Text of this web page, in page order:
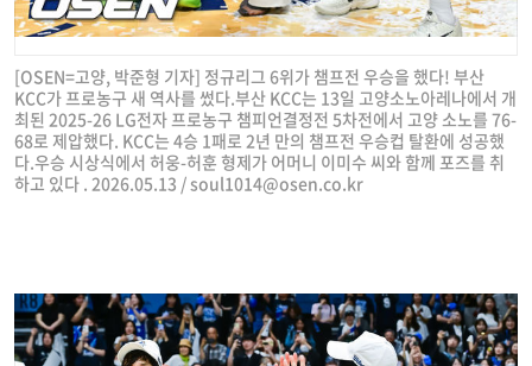
[OSEN=고양, 박준형 기자] 정규리그 6위가 챔프전 우승을 했다! 부산
KCC가 프로농구 새 역사를 썼다.부산 KCC는 13일 고양소노아레나에서 개
최된 2025-26 LG전자 프로농구 챔피언결정전 5차전에서 고양 소노를 76-
68로 제압했다. KCC는 4승 1패로 2년 만의 챔프전 우승컵 탈환에 성공했
다.우승 시상식에서 허웅-허훈 형제가 어머니 이미수 씨와 함께 포즈를 취
하고 있다 . 2026.05.13 / soul1014@osen.co.kr